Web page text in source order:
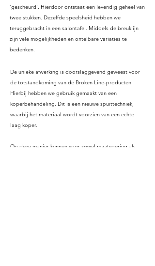
`gescheurd’. Hierdoor ontstaat een levendig geheel van
twee stukken. Dezelfde speelsheid hebben we
teruggebracht in een salontafel. Middels de breuklijn
zijn vele mogelijkheden en ontelbare variaties te
bedenken.
De unieke afwerking is doorslaggevend geweest voor
de totstandkoming van de Broken Line-producten.
Hierbij hebben we gebruik gemaakt van een
koperbehandeling. Dit is een nieuwe spuittechniek,
waarbij het materiaal wordt voorzien van een echte
laag koper.
Op deze manier kunnen voor zowel maatvoering als